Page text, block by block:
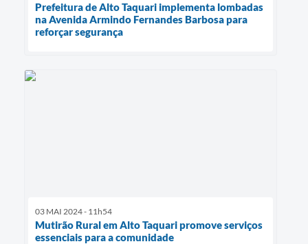
Prefeitura de Alto Taquari implementa lombadas
na Avenida Armindo Fernandes Barbosa para
reforçar segurança
03 MAI 2024 - 11h54
Mutirão Rural em Alto Taquari promove serviços
essenciais para a comunidade